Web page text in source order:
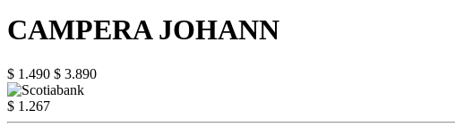
CAMPERA JOHANN
$ 1.490 $ 3.890
$ 1.267